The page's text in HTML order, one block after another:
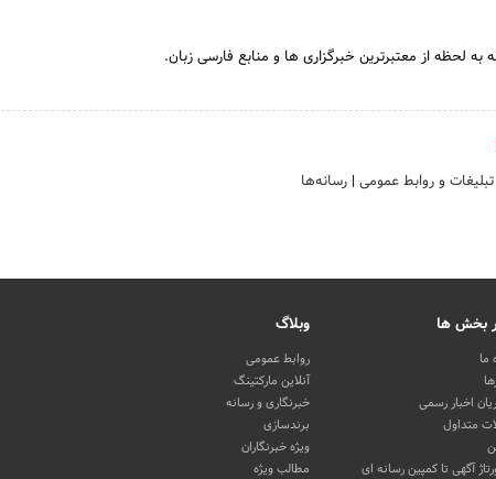
لحظه از معتبرترین خبرگزاری ها و منابع فارسی زبان.
تبلیغات و روابط عمومی | رسانه‌ها
بخش ها
ما
اخبار رسمی
متداول
آگهی تا کمپین رسانه ای
وبلاگ
روابط عمومی
آنلاین مارکتینگ
خبرنگاری و رسانه
برندسازی
ویژه خبرنگاران
مطالب ویژه